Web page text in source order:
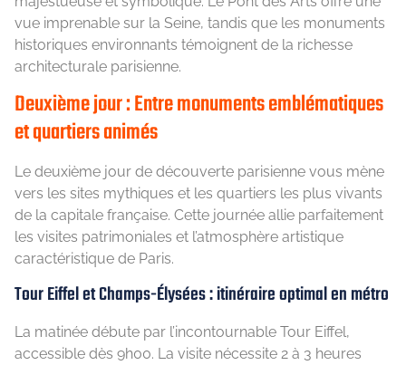
vue imprenable sur la Seine, tandis que les monuments
historiques environnants témoignent de la richesse
architecturale parisienne.
Deuxième jour : Entre monuments emblématiques
et quartiers animés
Le deuxième jour de découverte parisienne vous mène
vers les sites mythiques et les quartiers les plus vivants
de la capitale française. Cette journée allie parfaitement
les visites patrimoniales et l’atmosphère artistique
caractéristique de Paris.
Tour Eiffel et Champs-Élysées : itinéraire optimal en métro
La matinée débute par l’incontournable Tour Eiffel,
accessible dès 9h00. La visite nécessite 2 à 3 heures